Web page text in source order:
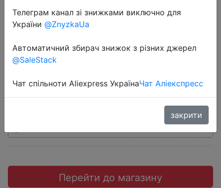
2020-08-12
руб. при заказе от 2000 руб.
250 руб.
Перейти до магазину
Телеграм канал зі знижками виключно для
України @ZnyzkaUa
Автоматичний збирач знижок з різних джерел
@SaleStack
Чат спільноти Aliexpress УкраїнаЧат Аліекспресс
закрити